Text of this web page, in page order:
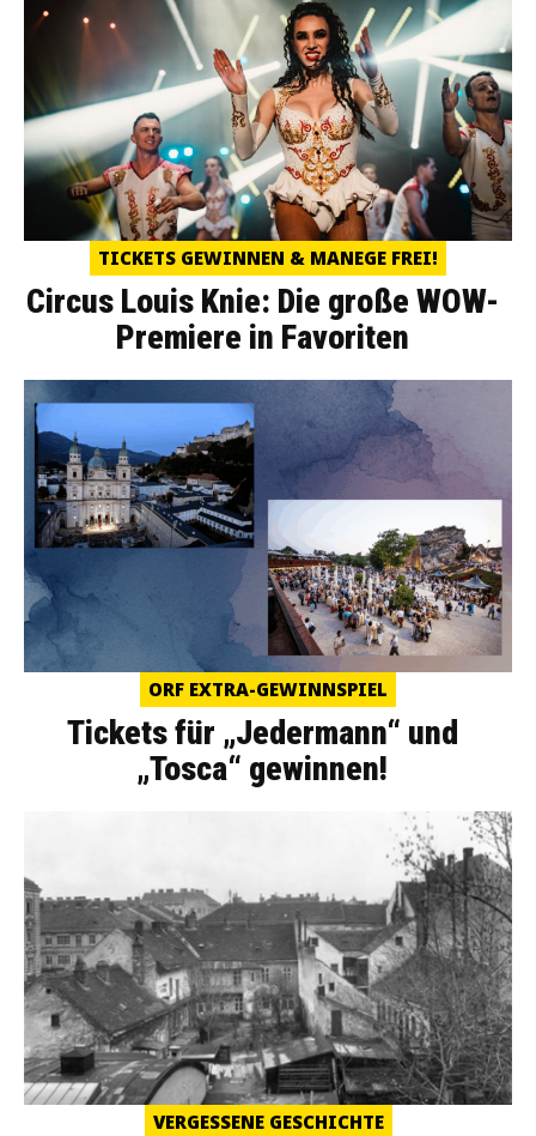
TICKETS GEWINNEN & MANEGE FREI!
Circus Louis Knie: Die große WOW-
Premiere in Favoriten
ORF EXTRA-GEWINNSPIEL
Tickets für „Jedermann“ und
„Tosca“ gewinnen!
VERGESSENE GESCHICHTE